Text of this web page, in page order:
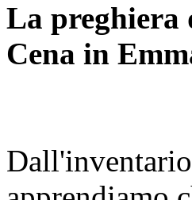
La preghiera
Cena in